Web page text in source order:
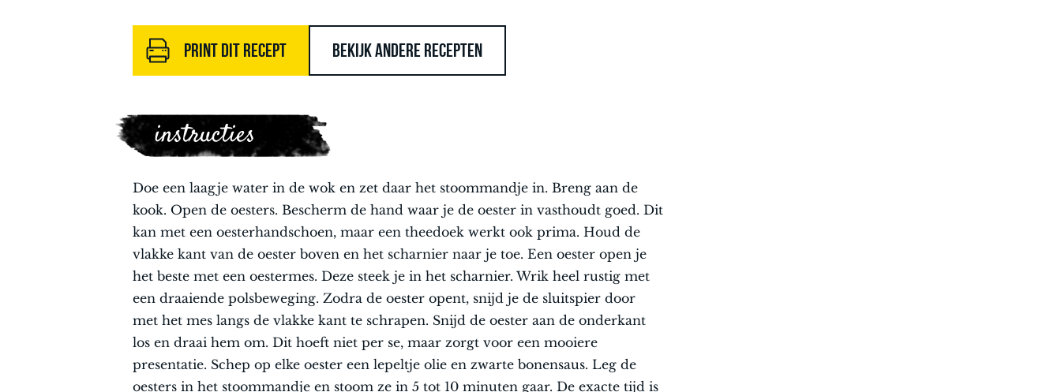
PRINT DIT RECEPT BEKIJK ANDERE RECEPTEN
instructies
Doe een laagje water in de wok en zet daar het stoommandje in. Breng aan de
kook. Open de oesters. Bescherm de hand waar je de oester in vasthoudt goed. Dit
kan met een oesterhandschoen, maar een theedoek werkt ook prima. Houd de
vlakke kant van de oester boven en het scharnier naar je toe. Een oester open je
het beste met een oestermes. Deze steek je in het scharnier. Wrik heel rustig met
een draaiende polsbeweging. Zodra de oester opent, snijd je de sluitspier door
met het mes langs de vlakke kant te schrapen. Snijd de oester aan de onderkant
los en draai hem om. Dit hoeft niet per se, maar zorgt voor een mooiere
presentatie. Schep op elke oester een lepeltje olie en zwarte bonensaus. Leg de
oesters in het stoommandje en stoom ze in 5 tot 10 minuten gaar. De exacte tijd is